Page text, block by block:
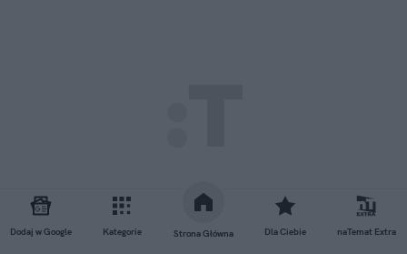
Dodaj w Google Kategorie Strona Główna Dla Ciebie naTemat Extra